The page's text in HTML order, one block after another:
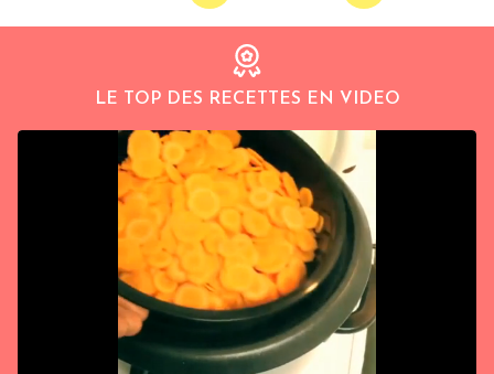
LE TOP DES RECETTES EN VIDEO